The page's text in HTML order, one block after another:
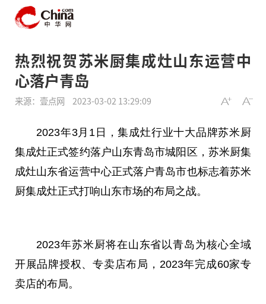
热烈祝贺苏米厨集成灶山东运营中
心落户青岛
来源：壹点网 2023-03-02 13:29:09
2023年3月1日，集成灶行业十大品牌苏米厨
集成灶正式签约落户山东青岛市城阳区，苏米厨集
成灶山东省运营中心正式落户青岛市也标志着苏米
厨集成灶正式打响山东市场的布局之战。
2023年苏米厨将在山东省以青岛为核心全域
开展品牌授权、专卖店布局，2023年完成60家专
卖店的布局。